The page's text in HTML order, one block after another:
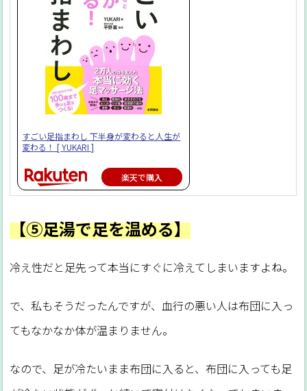
すごい足指まわし 下半身が変わると人生が
変わる！ [ YUKARI ]
楽天で購入
【⑤足湯で足を温める】
冷え性だと足先って本当にすぐに冷えてしまいますよね。
で、私もそうだったんですが、血行の悪い人は布団に入っ
てもなかなか体が温まりません。
なので、足が冷たいまま布団に入ると、布団に入っても足